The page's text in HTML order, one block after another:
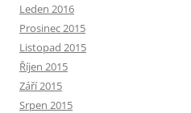
Leden 2016
Prosinec 2015
Listopad 2015
Říjen 2015
Září 2015
Srpen 2015